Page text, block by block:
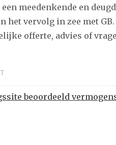
meedenkende en
het vervolg in zee met
offerte, advies of
beoordeeld